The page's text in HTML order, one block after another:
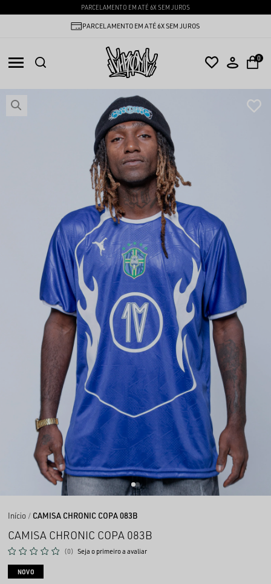
PARCELAMENTO EM ATÉ 6X SEM JUROS
PARCELAMENTO EM ATÉ 6X SEM JUROS
0
Início CAMISA CHRONIC COPA 083B
CAMISA CHRONIC COPA 083B
(0) Seja o primeiro a avaliar
NOVO